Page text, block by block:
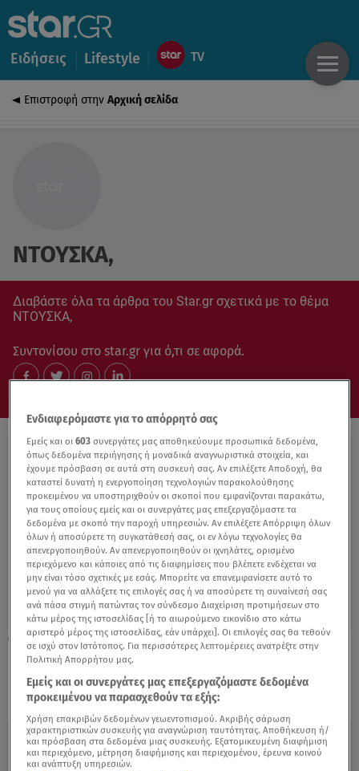
Ειδήσεις Lifestyle
Επιστροφή στην Αρχική σελίδα
ΝΤΟΥΣΚΑ,
Διαβάστε όλα τα άρθρα του Star.gr σχετικά με το θέμα
ΝΤΟΥΣΚΑ,
Συντονίσου στο star.gr για ό,τι σε αφορά.
06.05.19, 16:13
Eurovision: Η πρώτη πρόβα της Κατερίνας
Ντούσκα στη σκηνή
Ενδιαφερόμαστε για το απόρρητό σας
Εμείς και οι603 συνεργάτες μας αποθηκεύουμε προσωπικά δεδομένα,
όπως δεδομένα περιήγησης ή μοναδικά αναγνωριστικά στοιχεία, και
έχουμε πρόσβαση σε αυτά στη συσκευή σας. Αν επιλέξετε Αποδοχή, θα
καταστεί δυνατή η ενεργοποίηση τεχνολογιών παρακολούθησης
προκειμένου να υποστηριχθούν οι σκοποί που εμφανίζονται παρακάτω,
για τους οποίους εμείς και οι συνεργάτες μας επεξεργαζόμαστε τα
δεδομένα με σκοπό την παροχή υπηρεσιών. Αν επιλέξετε Απόρριψη όλων
όλων ή αποσύρετε τη συγκατάθεσή σας, οι εν λόγω τεχνολογίες θα
απενεργοποιηθούν. Αν απενεργοποιηθούν οι ιχνηλάτες, ορισμένο
περιεχόμενο και κάποιες από τις διαφημίσεις που βλέπετε ενδέχεται να
μην είναι τόσο σχετικές με εσάς. Μπορείτε να επανεμφανίσετε αυτό το
μενού για να αλλάξετε τις επιλογές σας ή να αποσύρετε τη συναίνεσή σας
ανά πάσα στιγμή πατώντας τον σύνδεσμο Διαχείριση προτιμήσεων στο
κάτω μέρος της ιστοσελίδας [ή το αιωρούμενο εικονίδιο στο κάτω
αριστερό μέρος της ιστοσελίδας, εάν υπάρχει]. Οι επιλογές σας θα τεθούν
σε ισχύ στον Ιστότοπος. Για περισσότερες λεπτομέρειες ανατρέξτε στην
Πολιτική Απορρήτου μας.
Εμείς και οι συνεργάτες μας επεξεργαζόμαστε δεδομένα
προκειμένου να παρασχεθούν τα εξής:
Χρήση επακριβών δεδομένων γεωεντοπισμού. Ακριβής σάρωση
χαρακτηριστικών συσκευής για αναγνώριση ταυτότητας. Αποθήκευση ή/
και πρόσβαση στα δεδομένα μιας συσκευής. Εξατομικευμένη διαφήμιση
και περιεχόμενο, μέτρηση διαφήμισης και περιεχομένου, έρευνα κοινού
και ανάπτυξη υπηρεσιών.